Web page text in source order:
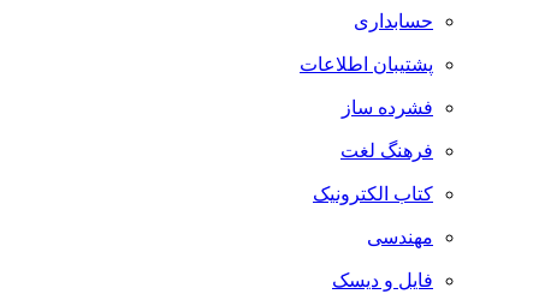
حسابداری
پشتیبان اطلاعات
فشرده ساز
فرهنگ لغت
کتاب الکترونیک
مهندسی
فایل و دیسک